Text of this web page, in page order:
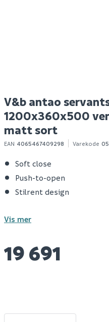
V&b antao
1200x360x500
matt sort
EAN 4065467409298 Varekode
Soft close
Push-to-open
Stilrent design
Vis mer
19 691